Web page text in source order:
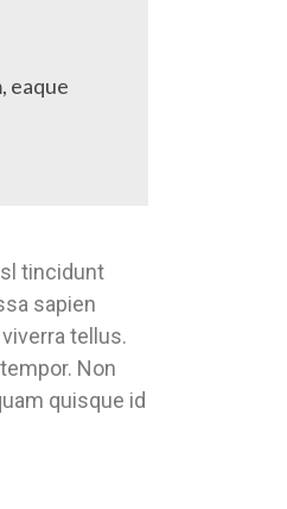
eaque
tincidunt
sapien
tellus.
Non
quisque id